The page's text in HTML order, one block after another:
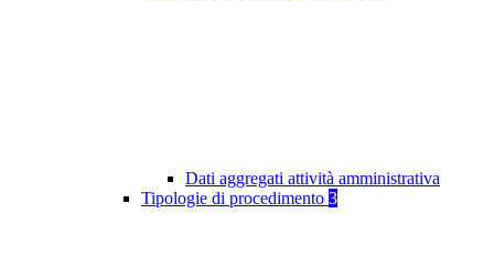
Dati aggregati attività amministrativa
Tipologie di procedimento 3